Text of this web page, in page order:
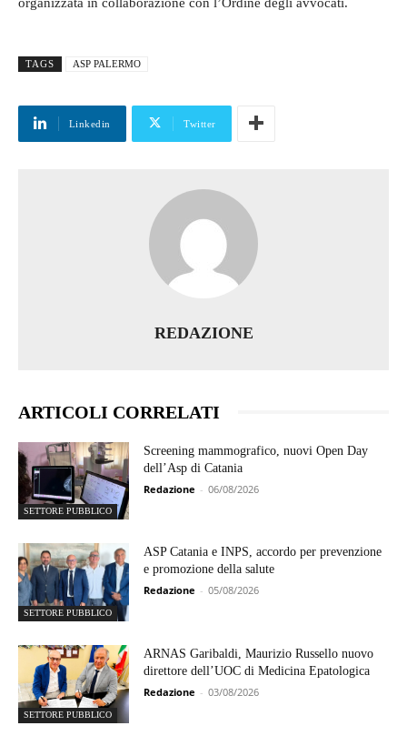
TAGS ASP PALERMO
Linkedin Twitter
REDAZIONE
ARTICOLI CORRELATI
SETTORE PUBBLICO
Screening mammografico, nuovi Open Day
dell’Asp di Catania
Redazione - 06/08/2026
SETTORE PUBBLICO
ASP Catania e INPS, accordo per prevenzione
e promozione della salute
Redazione - 05/08/2026
SETTORE PUBBLICO
ARNAS Garibaldi, Maurizio Russello nuovo
direttore dell’UOC di Medicina Epatologica
Redazione - 03/08/2026